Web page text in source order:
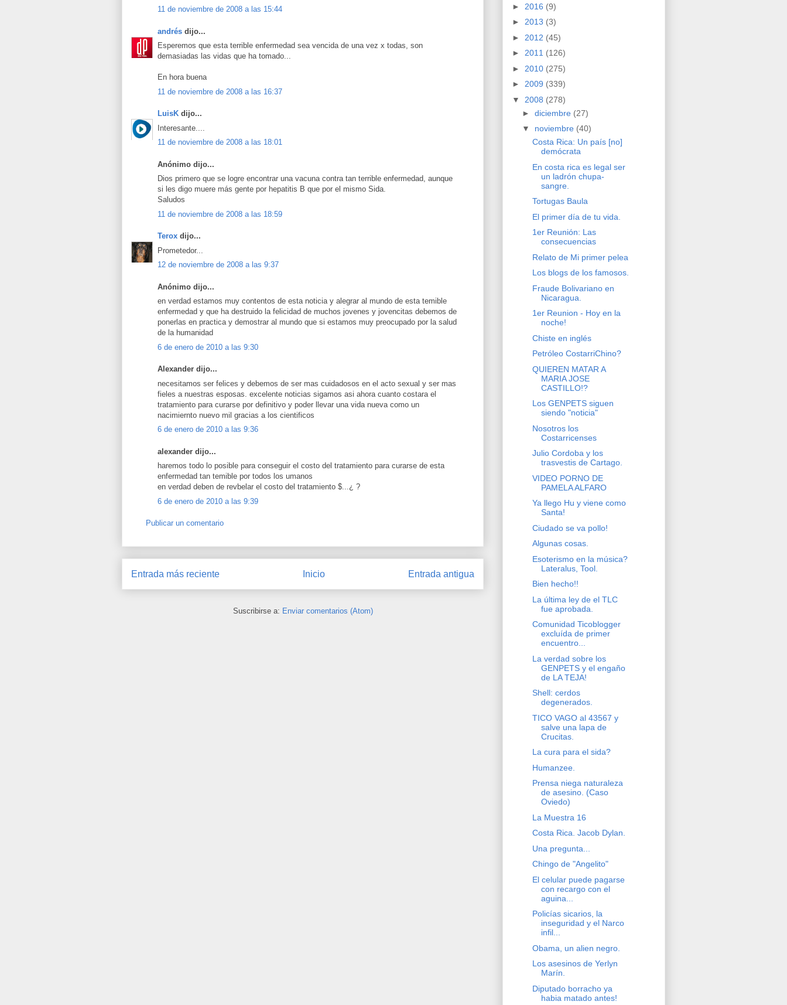
11 de noviembre de 2008 a las 15:44
andrés dijo...
Esperemos que esta terrible enfermedad sea vencida de una vez x todas, son
demasiadas las vidas que ha tomado...
En hora buena
11 de noviembre de 2008 a las 16:37
LuisK dijo...
Interesante....
11 de noviembre de 2008 a las 18:01
Anónimo dijo...
Dios primero que se logre encontrar una vacuna contra tan terrible enfermedad, aunque
si les digo muere más gente por hepatitis B que por el mismo Sida.
Saludos
11 de noviembre de 2008 a las 18:59
Terox dijo...
Prometedor...
12 de noviembre de 2008 a las 9:37
Anónimo dijo...
en verdad estamos muy contentos de esta noticia y alegrar al mundo de esta temible
enfermedad y que ha destruido la felicidad de muchos jovenes y jovencitas debemos de
ponerlas en practica y demostrar al mundo que si estamos muy preocupado por la salud
de la humanidad
6 de enero de 2010 a las 9:30
Alexander dijo...
necesitamos ser felices y debemos de ser mas cuidadosos en el acto sexual y ser mas
fieles a nuestras esposas. excelente noticias sigamos asi ahora cuanto costara el
tratamiento para curarse por definitivo y poder llevar una vida nueva como un
nacimiernto nuevo mil gracias a los cientificos
6 de enero de 2010 a las 9:36
alexander dijo...
haremos todo lo posible para conseguir el costo del tratamiento para curarse de esta
enfermedad tan temible por todos los umanos
en verdad deben de revbelar el costo del tratamiento $...¿ ?
6 de enero de 2010 a las 9:39
Publicar un comentario
Entrada más reciente Entrada antigua
Inicio
Suscribirse a: Enviar comentarios (Atom)
► 2016 (9)
► 2013 (3)
► 2012 (45)
► 2011 (126)
► 2010 (275)
► 2009 (339)
▼ 2008 (278)
► diciembre (27)
▼ noviembre (40)
Costa Rica: Un país [no]
demócrata
En costa rica es legal ser
un ladrón chupa-
sangre.
Tortugas Baula
El primer día de tu vida.
1er Reunión: Las
consecuencias
Relato de Mi primer pelea
Los blogs de los famosos.
Fraude Bolivariano en
Nicaragua.
1er Reunion - Hoy en la
noche!
Chiste en inglés
Petróleo CostarriChino?
QUIEREN MATAR A
MARIA JOSE
CASTILLO!?
Los GENPETS siguen
siendo "noticia"
Nosotros los
Costarricenses
Julio Cordoba y los
trasvestis de Cartago.
VIDEO PORNO DE
PAMELA ALFARO
Ya llego Hu y viene como
Santa!
Ciudado se va pollo!
Algunas cosas.
Esoterismo en la música?
Lateralus, Tool.
Bien hecho!!
La última ley de el TLC
fue aprobada.
Comunidad Ticoblogger
excluída de primer
encuentro...
La verdad sobre los
GENPETS y el engaño
de LA TEJA!
Shell: cerdos
degenerados.
TICO VAGO al 43567 y
salve una lapa de
Crucitas.
La cura para el sida?
Humanzee.
Prensa niega naturaleza
de asesino. (Caso
Oviedo)
La Muestra 16
Costa Rica. Jacob Dylan.
Una pregunta...
Chingo de "Angelito"
El celular puede pagarse
con recargo con el
aguina...
Policías sicarios, la
inseguridad y el Narco
infil...
Obama, un alien negro.
Los asesinos de Yerlyn
Marín.
Diputado borracho ya
habia matado antes!